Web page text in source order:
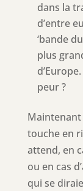
dans la
d’entre
‘bande
plus
peur ?
Maintenant
touche en
attend, en
ou en cas
qui se